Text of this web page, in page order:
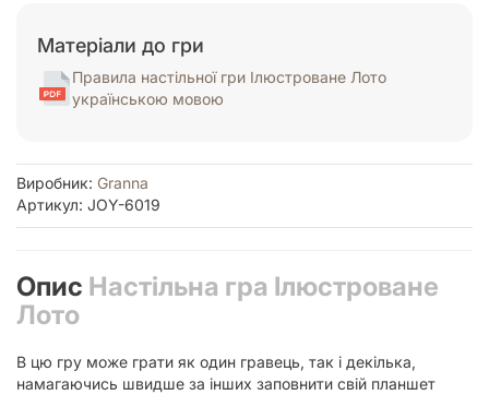
Матеріали до гри
Правила настільної гри Ілюстроване Лото
українською мовою
Виробник: Granna
Артикул: JOY-6019
Опис Настільна гра Ілюстроване
Лото
В цю гру може грати як один гравець, так і декілька,
намагаючись швидше за інших заповнити свій планшет